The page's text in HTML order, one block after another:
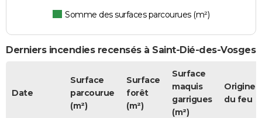
Somme des surfaces parcourues (m²)
Derniers incendies recensés à Saint-Dié-des-Vosges
Date
Surface
parcourue
(m²)
Surface
forêt
(m²)
Surface
maquis
garrigues
(m²)
Origine
du feu